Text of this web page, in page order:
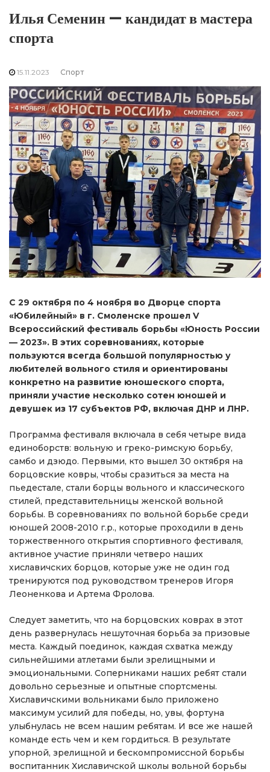
Илья Семенин — кандидат в мастера
спорта
15.11.2023 Спорт
С 29 октября по 4 ноября во Дворце спорта
«Юбилейный» в г. Смоленске прошел V
Всероссийский фестиваль борьбы «Юность России
— 2023». В этих соревнованиях, которые
пользуются всегда большой популярностью у
любителей вольного стиля и ориентированы
конкретно на развитие юношеского спорта,
приняли участие несколько сотен юношей и
девушек из 17 субъектов РФ, включая ДНР и ЛНР.
Программа фестиваля включала в себя четыре вида
единоборств: вольную и греко-римскую борьбу,
самбо и дзюдо. Первыми, кто вышел 30 октября на
борцовские ковры, чтобы сразиться за места на
пьедестале, стали борцы вольного и классического
стилей, представительницы женской вольной
борьбы. В соревнованиях по вольной борьбе среди
юношей 2008-2010 г.р., которые проходили в день
торжественного открытия спортивного фестиваля,
активное участие приняли четверо наших
хиславичских борцов, которые уже не один год
тренируются под руководством тренеров Игоря
Леоненкова и Артема Фролова.
Следует заметить, что на борцовских коврах в этот
день развернулась нешуточная борьба за призовые
места. Каждый поединок, каждая схватка между
сильнейшими атлетами были зрелищными и
эмоциональными. Соперниками наших ребят стали
довольно серьезные и опытные спортсмены.
Хиславичскими вольниками было приложено
максимум усилий для победы, но, увы, фортуна
улыбнулась не всем нашим ребятам. И все же нашей
команде есть чем и кем гордиться. В результате
упорной, зрелищной и бескомпромиссной борьбы
воспитанник Хиславичской школы вольной борьбы